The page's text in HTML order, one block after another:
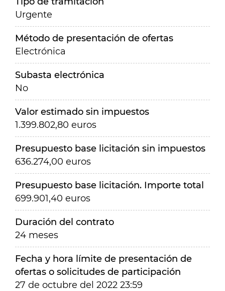
Urgente
Método de presentación de ofertas
Electrónica
Subasta electrónica
No
Valor estimado sin impuestos
1.399.802,80 euros
Presupuesto base licitación sin impuestos
636.274,00 euros
Presupuesto base licitación. Importe total
699.901,40 euros
Duración del contrato
24 meses
Fecha y hora límite de presentación de
ofertas o solicitudes de participación
27 de octubre del 2022 23:59